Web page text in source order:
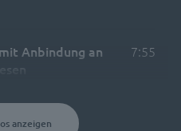
Anbindung an
7:55
anzeigen